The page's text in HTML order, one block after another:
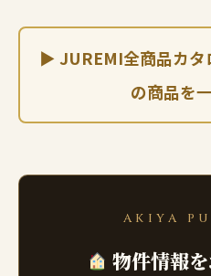
▶ JUREMI全商品カタ
の商品を
AKIYA
物件情報